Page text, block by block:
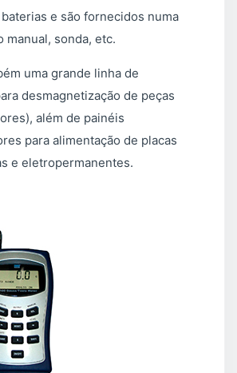
e são fornecidos numa
manual, sonda, etc.
uma grande linha de
desmagnetização de peças
além de painéis
para alimentação de placas
e eletropermanentes.